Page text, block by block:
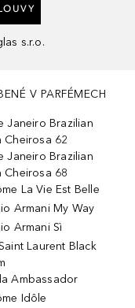
s.r.o.
V PARFÉMECH
Janeiro Brazilian
Cheirosa 62
Janeiro Brazilian
Cheirosa 68
La Vie Est Belle
Armani My Way
Armani Sì
Laurent Black
Ambassador
Idôle